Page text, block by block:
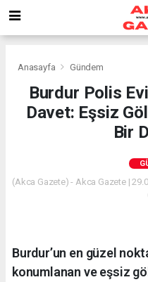
Anasayfa Gündem
Burdur Polis
Davet: Eşsiz
Bir
(Akca Gazete) - Akca Gazete |
Burdur’un en güzel
konumlanan ve eşsiz